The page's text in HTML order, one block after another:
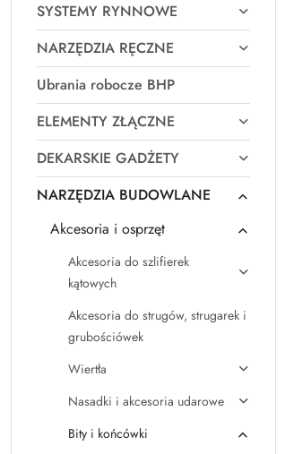
SYSTEMY RYNNOWE
NARZĘDZIA RĘCZNE
Ubrania robocze BHP
ELEMENTY ZŁĄCZNE
DEKARSKIE GADŻETY
NARZĘDZIA BUDOWLANE
Akcesoria i osprzęt
Akcesoria do szlifierek
kątowych
Akcesoria do strugów, strugarek i
grubościówek
Wiertła
Nasadki i akcesoria udarowe
Bity i końcówki